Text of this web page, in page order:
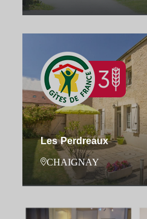
Les Perdreaux
CHAIGNAY